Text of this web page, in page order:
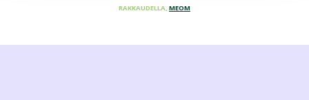
RAKKAUDELLA, MEOM